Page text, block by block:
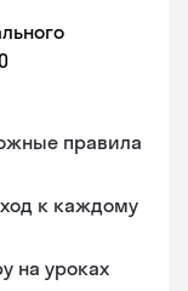
правила
к каждому
на уроках